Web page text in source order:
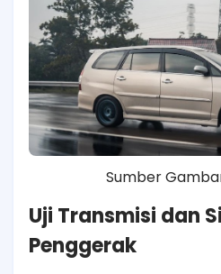
Sumber
Uji Transmisi dan
Penggerak